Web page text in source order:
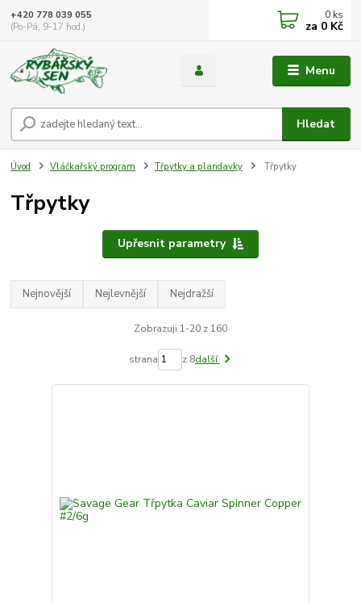
Menu
Hledat
+420 778 039 055
(Po-Pá, 9-17 hod.)
0 ks
za 0 Kč
Úvod Vláčkařský program Třpytky a plandavky Třpytky
Třpytky
Upřesnit parametry
Nejnovější Nejlevnější Nejdražší
Zobrazuji 1-20 z 160
strana z 8další